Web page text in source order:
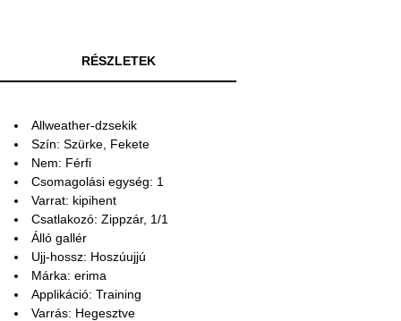
RÉSZLETEK
Allweather-dzsekik
Szín: Szürke, Fekete
Nem: Férfi
Csomagolási egység: 1
Varrat: kipihent
Csatlakozó: Zippzár, 1/1
Álló gallér
Ujj-hossz: Hoszúujjú
Márka: erima
Applikáció: Training
Varrás: Hegesztve